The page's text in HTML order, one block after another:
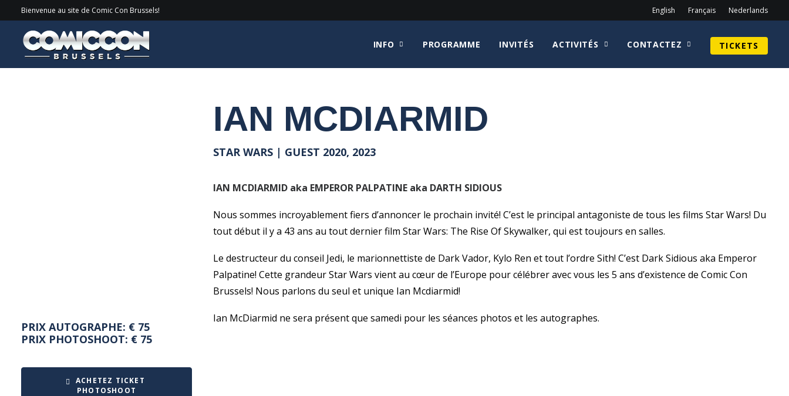
Bienvenue au site de Comic Con Brussels! English Français Nederlands
INFO PROGRAMME INVITÉS ACTIVITÉS CONTACTEZ TICKETS
Invités> 2020 > Ian Mcdiarmid
PRIX AUTOGRAPHE: € 75
PRIX PHOTOSHOOT: € 75
ACHETEZ TICKET
PHOTOSHOOT
IAN MCDIARMID
STAR WARS | GUEST 2020, 2023
IAN MCDIARMID aka EMPEROR PALPATINE aka DARTH SIDIOUS
Nous sommes incroyablement fiers d’annoncer le prochain invité! C’est le principal antagoniste de tous les films Star Wars! Du
tout début il y a 43 ans au tout dernier film Star Wars: The Rise Of Skywalker, qui est toujours en salles.
Le destructeur du conseil Jedi, le marionnettiste de Dark Vador, Kylo Ren et tout l’ordre Sith! C’est Dark Sidious aka Emperor
Palpatine! Cette grandeur Star Wars vient au cœur de l’Europe pour célébrer avec vous les 5 ans d’existence de Comic Con
Brussels! Nous parlons du seul et unique Ian Mcdiarmid!
Ian McDiarmid ne sera présent que samedi pour les séances photos et les autographes.